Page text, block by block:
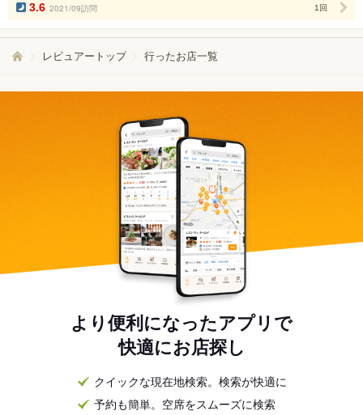
3.6 2021/09訪問 1回
レビュアートップ 行ったお店一覧
より便利になったアプリで
快適にお店探し
クイックな現在地検索。検索が快適に
予約も簡単。空席をスムーズに検索